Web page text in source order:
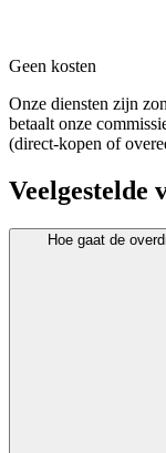
Geen kosten
Onze diensten zijn
betaalt onze
(direct-kopen of
Veelgestelde
Hoe gaat de